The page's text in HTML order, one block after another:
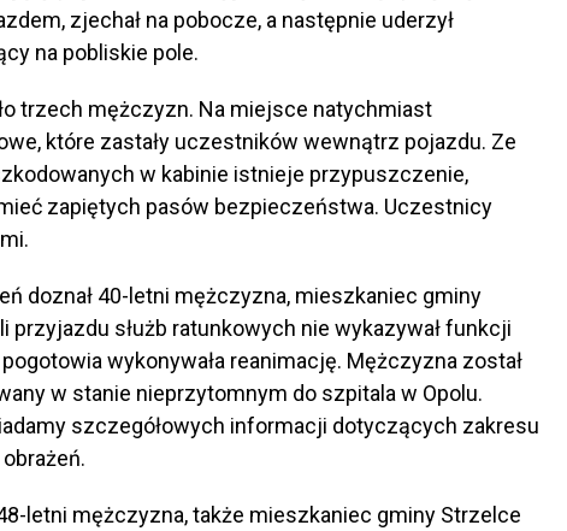
zjechał na pobocze, a następnie uderzył
na pobliskie pole.
trzech mężczyzn. Na miejsce natychmiast
które zastały uczestników wewnątrz pojazdu. Ze
w kabinie istnieje przypuszczenie,
zapiętych pasów bezpieczeństwa. Uczestnicy
doznał 40-letni mężczyzna, mieszkaniec gminy
przyjazdu służb ratunkowych nie wykazywał funkcji
wykonywała reanimację. Mężczyzna został
w stanie nieprzytomnym do szpitala w Opolu.
szczegółowych informacji dotyczących zakresu
letni mężczyzna, także mieszkaniec gminy Strzelce